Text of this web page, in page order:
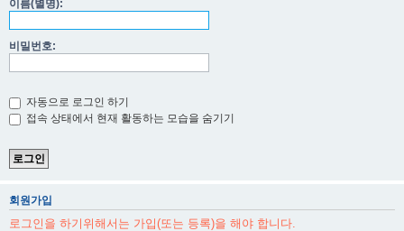
이름(별명):
비밀번호:
자동으로 로그인 하기
접속 상태에서 현재 활동하는 모습을 숨기기
회원가입
로그인을 하기위해서는 가입(또는 등록)을 해야 합니다.